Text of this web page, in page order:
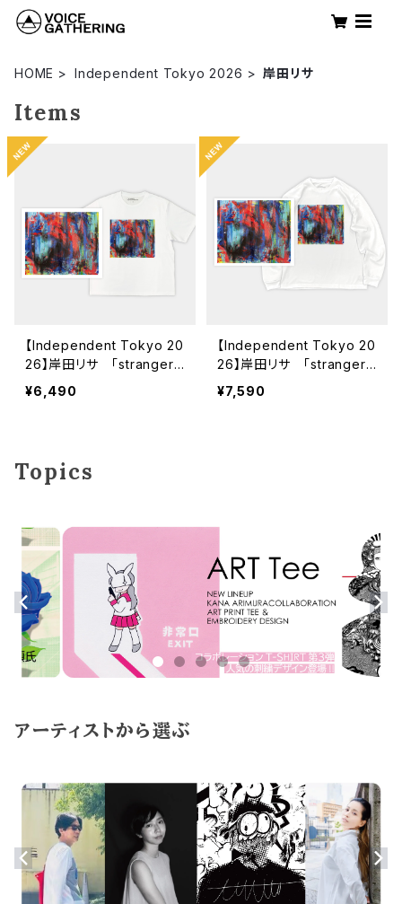
HOME Independent Tokyo 2026 岸田リサ
Items
【Independent Tokyo 20
26】岸田リサ 「stranger」
ショートスリーブTシャツ
¥6,490
【Independent Tokyo 20
26】岸田リサ 「stranger」
ロングスリーブTシャツ
¥7,590
Topics
アーティストから選ぶ